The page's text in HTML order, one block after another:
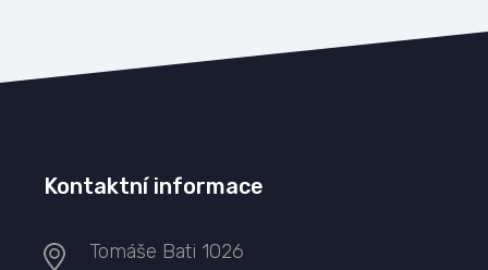
Kontaktní informace
Tomáše Bati 1026